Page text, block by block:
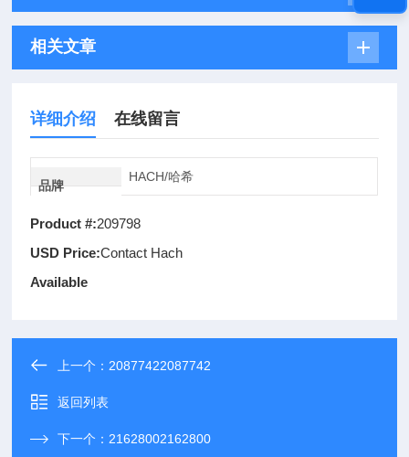
相关文章
详细介绍 在线留言
品牌
HACH/哈希
Product #:209798
USD Price:Contact Hach
Available
上一个： 20877422087742
返回列表
下一个： 21628002162800